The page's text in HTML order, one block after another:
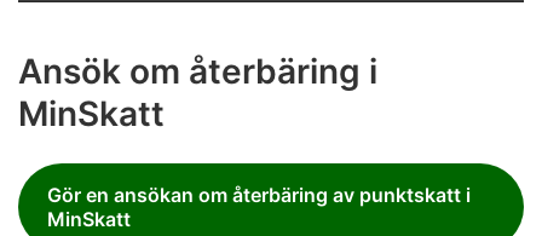
Ansök om återbäring i
MinSkatt
Gör en ansökan om återbäring av punktskatt i
MinSkatt